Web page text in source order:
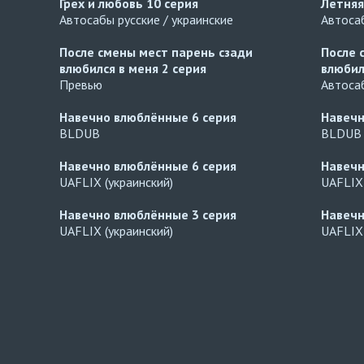
Грех и любовь 10 серия
Автосабы русские / украинские
После смены мест парень сзади
влюбился в меня 2 серия
Превью
После
Навечно влюблённые 6 серия
BLDUB
BLDUB
Навечно влюблённые 6 серия
UAFLIX (украинский)
Навечно влюблённые 3 серия
UAFLIX (украинский)